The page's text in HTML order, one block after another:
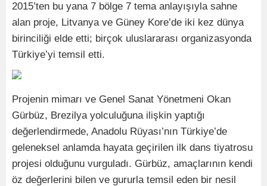
2015’ten bu yana 7 bölge 7 tema anlayışıyla sahne
alan proje, Litvanya ve Güney Kore’de iki kez dünya
birinciliği elde etti; birçok uluslararası organizasyonda
Türkiye’yi temsil etti.
Projenin mimarı ve Genel Sanat Yönetmeni Okan
Gürbüz, Brezilya yolculuğuna ilişkin yaptığı
değerlendirmede, Anadolu Rüyası’nın Türkiye’de
geleneksel anlamda hayata geçirilen ilk dans tiyatrosu
projesi olduğunu vurguladı. Gürbüz, amaçlarının kendi
öz değerlerini bilen ve gururla temsil eden bir nesil